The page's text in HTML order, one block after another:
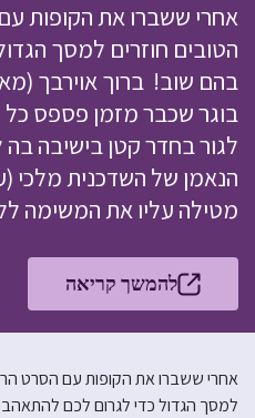
אחרי ששברו את הקופות
הטובים חוזרים למסך
בהם שוב! ברוך אוירבך
בוגר שכבר מזמן פספס כל
לגור בחדר קטן בישיבה
הנאמן של השדכנית מלכי
מטילה עליו את המשימה
להמשך קריאה
אחרי ששברו את הקופות עם הסרט
למסך הגדול כדי לגרום לכם